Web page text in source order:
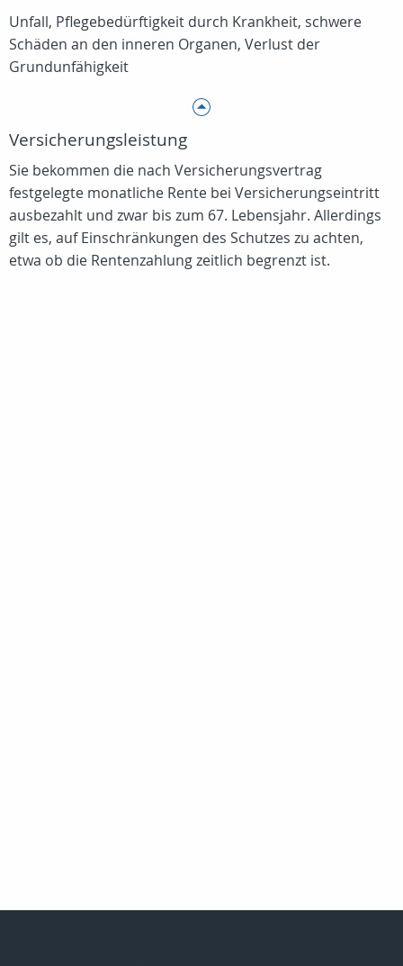
Unfall, Pflegebedürftigkeit durch Krankheit, schwere
Schäden an den inneren Organen, Verlust der
Grundunfähigkeit
Versicherungsleistung
Sie bekommen die nach Versicherungsvertrag
festgelegte monatliche Rente bei Versicherungseintritt
ausbezahlt und zwar bis zum 67. Lebensjahr. Allerdings
gilt es, auf Einschränkungen des Schutzes zu achten,
etwa ob die Rentenzahlung zeitlich begrenzt ist.